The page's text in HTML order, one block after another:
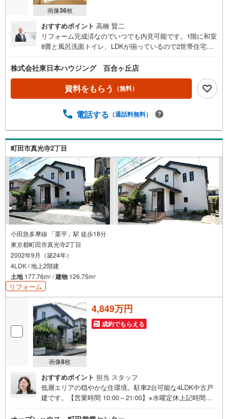
画像36枚
おすすめポイント 高橋 賢二
リフォーム完成済なのでいつでも内見可能です。1階に和室
8畳と風呂洗面トイレ、LDKが揃っているので2世帯住宅も
株式会社東日本ハウジング 百合ヶ丘店
資料をもらう （無料）
電話する （通話料無料）
町田市真光寺2丁目
小田急多摩線 「栗平」駅 徒歩18分
東京都町田市真光寺2丁目
2002年9月（築24年）
4LDK / 地上2階建
土地177.76m2 /建物 126.75m2
リフォーム
画像8枚
4,849万円
成約でもらえる
おすすめポイント 担当 スタッフ
低層エリアの穏やかな住環境。駐車2台可能な4LDK中古戸
建です。【営業時間 10:00～21:00】※水曜定休上記時間は